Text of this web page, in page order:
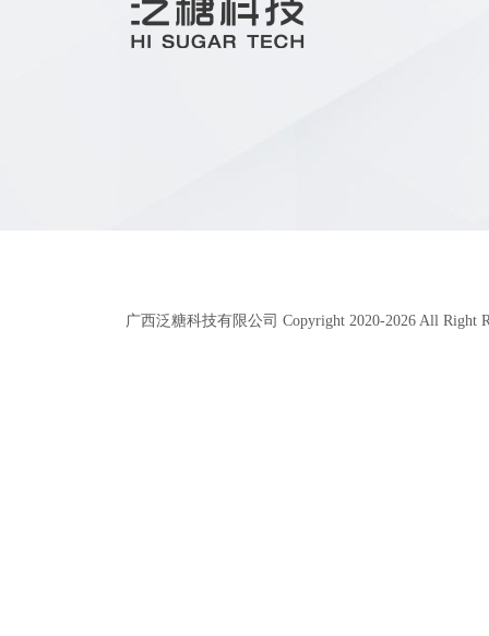
广西泛糖科技有限公司 Copyright 2020-2026 All Right